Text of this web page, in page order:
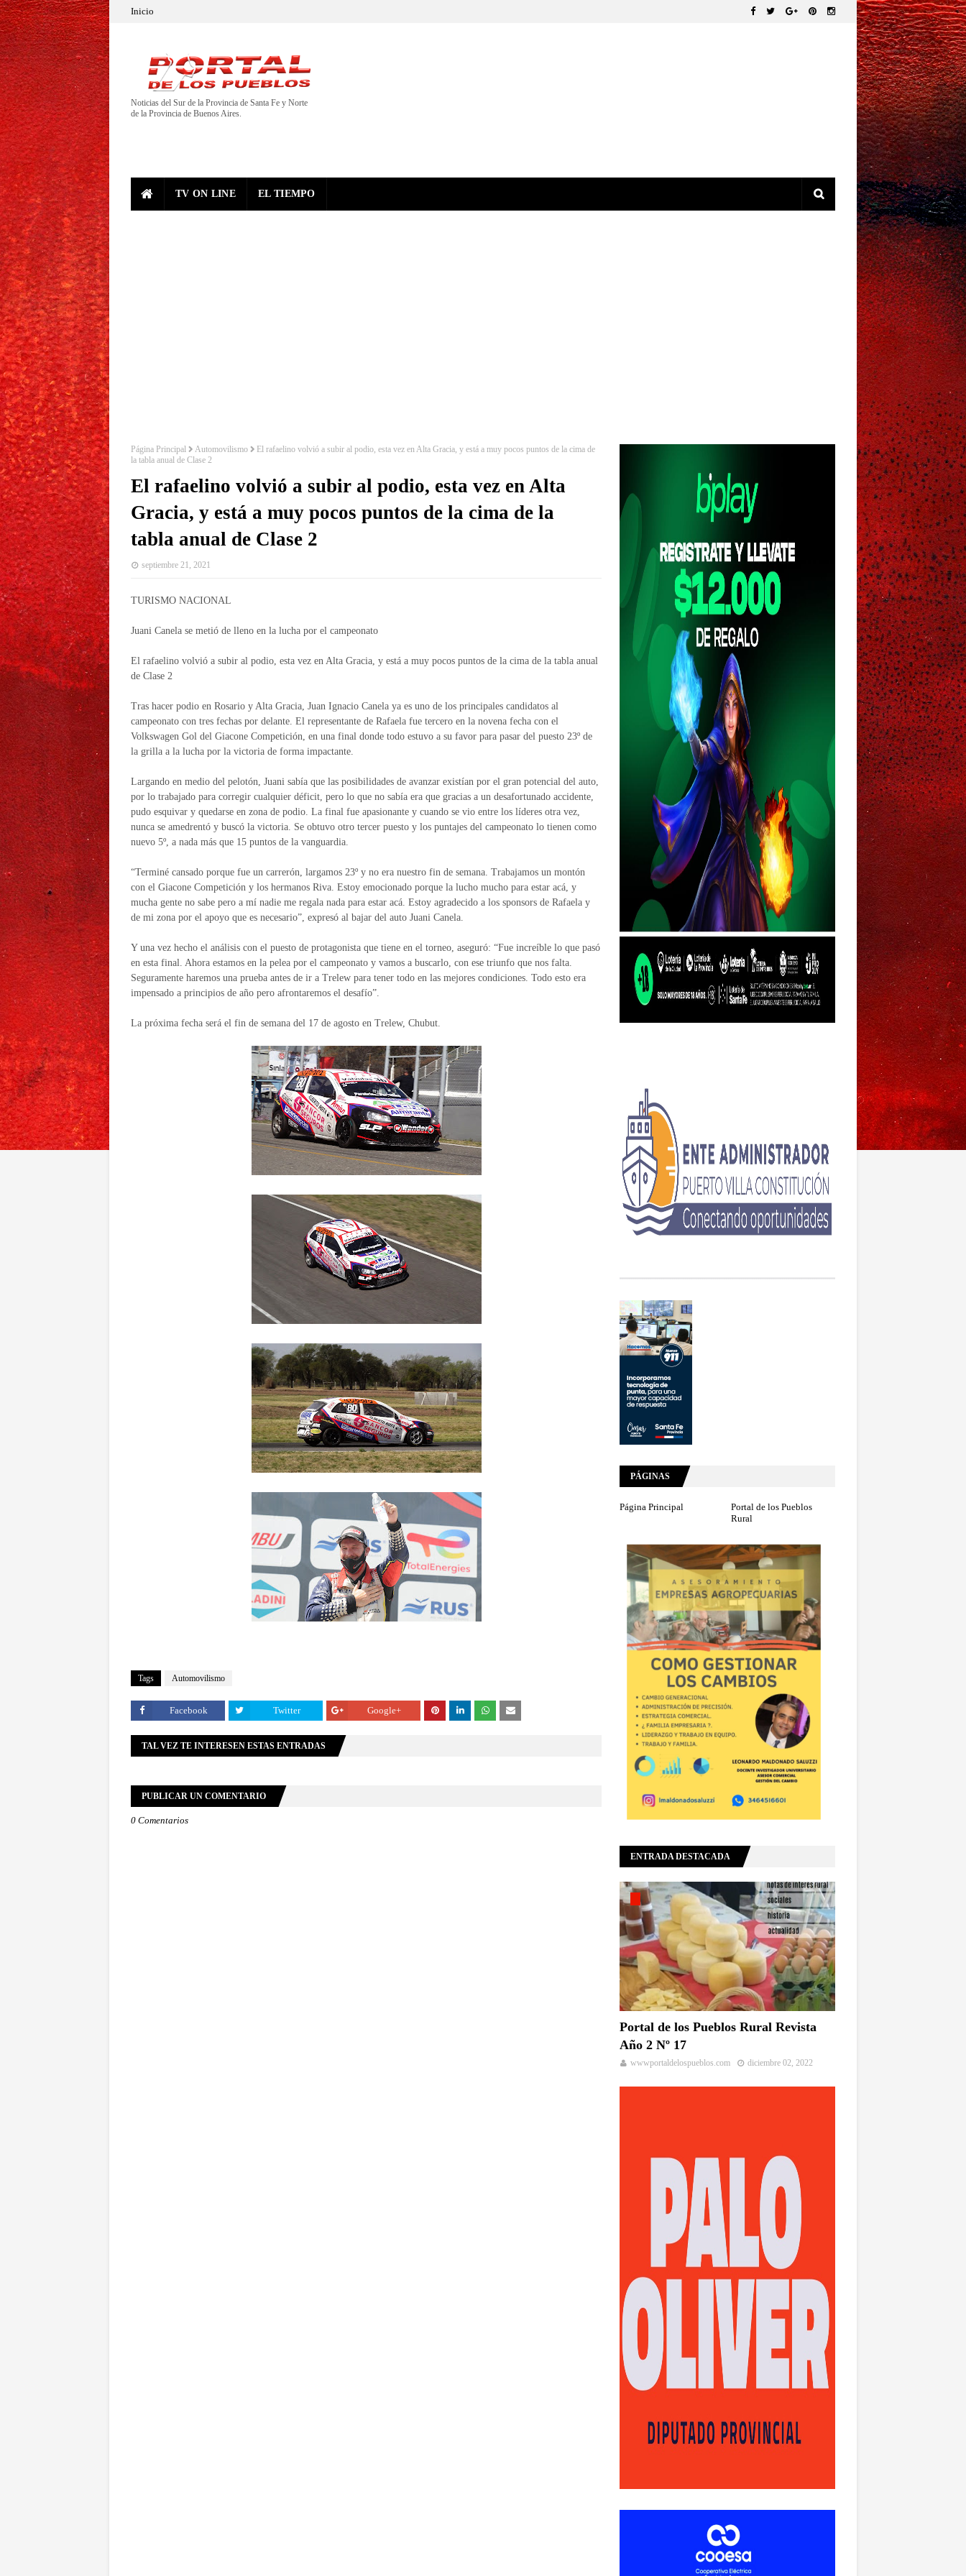
Inicio
Noticias del Sur de la Provincia de Santa Fe y Norte
de la Provincia de Buenos Aires.
TV ON LINE EL TIEMPO
Página Principal Automovilismo
El rafaelino volvió a subir al podio, esta vez en Alta Gracia, y está a muy pocos puntos de la cima de
la tabla anual de Clase 2
El rafaelino volvió a subir al podio, esta vez en Alta
Gracia, y está a muy pocos puntos de la cima de la
tabla anual de Clase 2
septiembre 21, 2021
TURISMO NACIONAL
Juani Canela se metió de lleno en la lucha por el campeonato
El rafaelino volvió a subir al podio, esta vez en Alta Gracia, y está a muy pocos puntos de la cima de la tabla anual
de Clase 2
Tras hacer podio en Rosario y Alta Gracia, Juan Ignacio Canela ya es uno de los principales candidatos al
campeonato con tres fechas por delante. El representante de Rafaela fue tercero en la novena fecha con el
Volkswagen Gol del Giacone Competición, en una final donde todo estuvo a su favor para pasar del puesto 23º de
la grilla a la lucha por la victoria de forma impactante.
Largando en medio del pelotón, Juani sabía que las posibilidades de avanzar existían por el gran potencial del auto,
por lo trabajado para corregir cualquier déficit, pero lo que no sabía era que gracias a un desafortunado accidente,
pudo esquivar y quedarse en zona de podio. La final fue apasionante y cuando se vio entre los líderes otra vez,
nunca se amedrentó y buscó la victoria. Se obtuvo otro tercer puesto y los puntajes del campeonato lo tienen como
nuevo 5º, a nada más que 15 puntos de la vanguardia.
“Terminé cansado porque fue un carrerón, largamos 23º y no era nuestro fin de semana. Trabajamos un montón
con el Giacone Competición y los hermanos Riva. Estoy emocionado porque la lucho mucho para estar acá, y
mucha gente no sabe pero a mí nadie me regala nada para estar acá. Estoy agradecido a los sponsors de Rafaela y
de mi zona por el apoyo que es necesario”, expresó al bajar del auto Juani Canela.
Y una vez hecho el análisis con el puesto de protagonista que tiene en el torneo, aseguró: “Fue increíble lo que pasó
en esta final. Ahora estamos en la pelea por el campeonato y vamos a buscarlo, con ese triunfo que nos falta.
Seguramente haremos una prueba antes de ir a Trelew para tener todo en las mejores condiciones. Todo esto era
impensado a principios de año pero afrontaremos el desafío”.
La próxima fecha será el fin de semana del 17 de agosto en Trelew, Chubut.
Tags Automovilismo
Facebook Twitter Google+
TAL VEZ TE INTERESEN ESTAS ENTRADAS
PUBLICAR UN COMENTARIO
0 Comentarios
PÁGINAS
Página Principal
Portal de los Pueblos
Rural
ENTRADA DESTACADA
Portal de los Pueblos Rural Revista
Año 2 Nº 17
wwwportaldelospueblos.com diciembre 02, 2022